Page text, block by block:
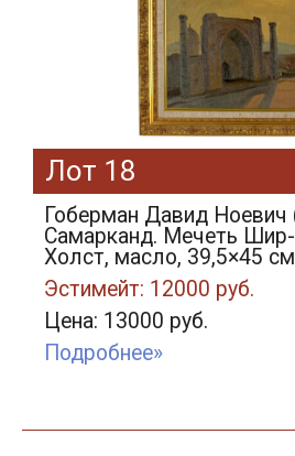
Лот 18
Гоберман Давид Ноевич
Самарканд. Мечеть
Холст, масло, 39,5×45
Эстимейт: 12000 руб.
Цена: 13000 руб.
Подробнее»